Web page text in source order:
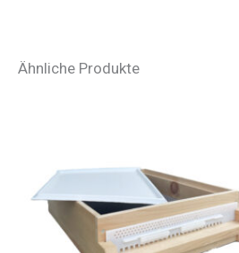
Ähnliche Produkte